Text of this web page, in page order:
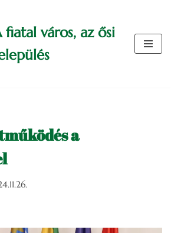
fiatal város, az ősi
a